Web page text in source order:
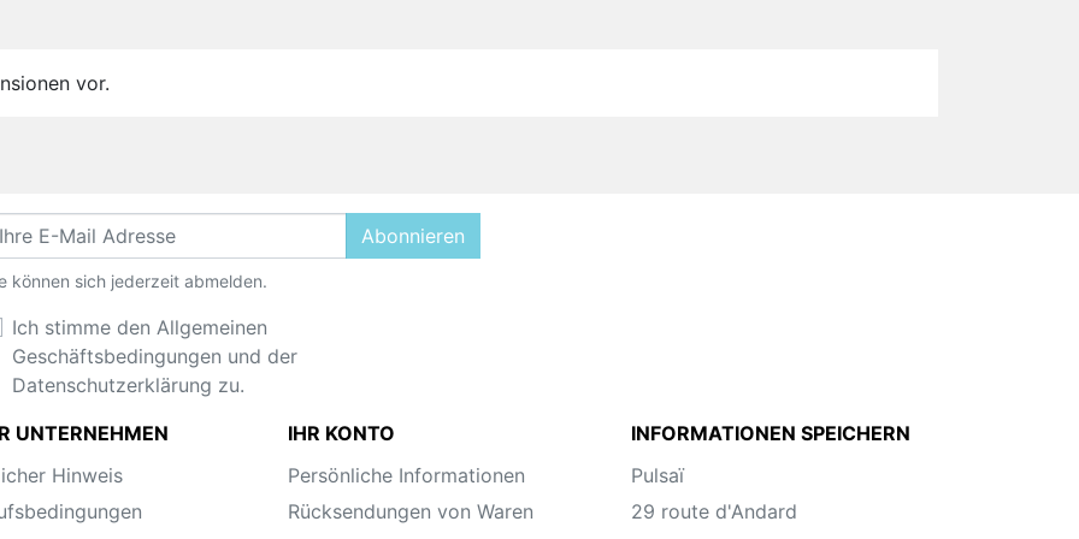
vor.
Abonnieren
können sich jederzeit abmelden.
Ich stimme den Allgemeinen
Geschäftsbedingungen und der
Datenschutzerklärung zu.
UNTERNEHMEN
Hinweis
IHR KONTO
Persönliche Informationen
Rücksendungen von Waren
INFORMATIONEN SPEICHERN
Pulsaï
29 route d'Andard